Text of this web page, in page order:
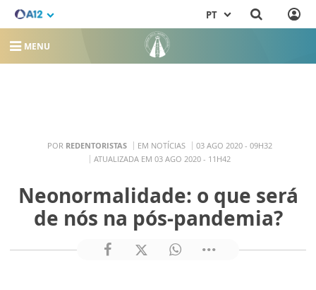
PT
MENU
POR REDENTORISTAS EM NOTÍCIAS
03 AGO 2020 - 09H32
ATUALIZADA EM 03 AGO 2020 - 11H42
Neonormalidade: o que será
de nós na pós-pandemia?